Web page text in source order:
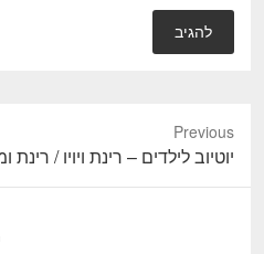
Previous
P
r
יוטיוב לילדים – רינת ויויו / רינת